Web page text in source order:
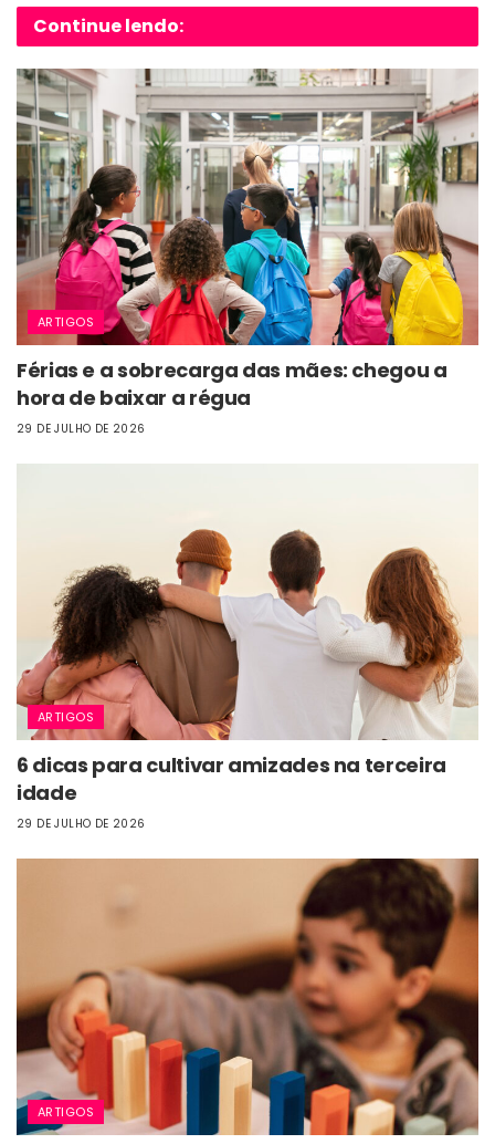
Continue lendo:
ARTIGOS
Férias e a sobrecarga das mães: chegou a
hora de baixar a régua
29 DE JULHO DE 2026
ARTIGOS
6 dicas para cultivar amizades na terceira
idade
29 DE JULHO DE 2026
ARTIGOS